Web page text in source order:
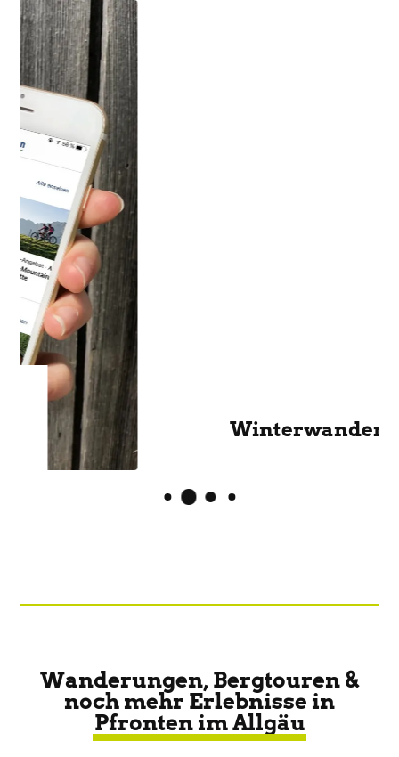
Winterwandern
Wanderungen, Bergtouren &
noch mehr Erlebnisse in
Pfronten im Allgäu